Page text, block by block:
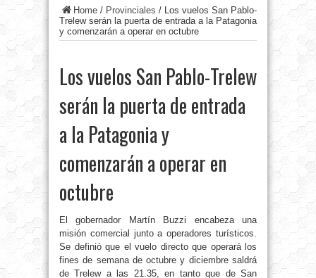
Home / Provinciales / Los vuelos San Pablo-
Trelew serán la puerta de entrada a la Patagonia
y comenzarán a operar en octubre
Los vuelos San Pablo-Trelew
serán la puerta de entrada
a la Patagonia y
comenzarán a operar en
octubre
El gobernador Martín Buzzi encabeza una
misión comercial junto a operadores turísticos.
Se definió que el vuelo directo que operará los
fines de semana de octubre y diciembre saldrá
de Trelew a las 21.35, en tanto que de San